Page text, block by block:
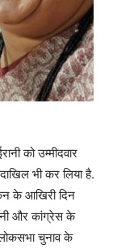
को उम्मीदवार
भी कर लिया है.
के आखिरी दिन
और कांग्रेस के
चुनाव के